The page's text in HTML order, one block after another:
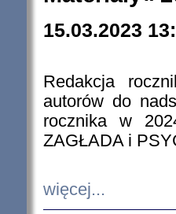
15.03.2023
Redakcja
autorów do
rocznika w
ZAGŁADA i
więcej...